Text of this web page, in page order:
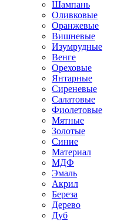
Шампань
Оливковые
Оранжевые
Вишневые
Изумрудные
Венге
Ореховые
Янтарные
Сиреневые
Салатовые
Фиолетовые
Мятные
Золотые
Синие
Материал
МДФ
Эмаль
Акрил
Береза
Дерево
Дуб